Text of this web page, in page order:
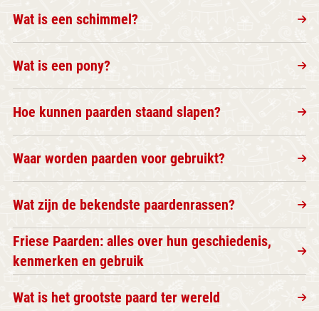
Wat is een schimmel?
Wat is een pony?
Hoe kunnen paarden staand slapen?
Waar worden paarden voor gebruikt?
Wat zijn de bekendste paardenrassen?
Friese Paarden: alles over hun geschiedenis,
kenmerken en gebruik
Wat is het grootste paard ter wereld